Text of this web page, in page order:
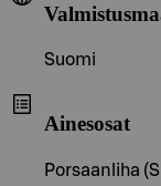
Suomi
Ainesosat
Porsaanliha